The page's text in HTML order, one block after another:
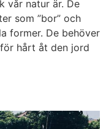
vår natur är. De
som ”bor” och
former. De behöver
hårt åt den jord